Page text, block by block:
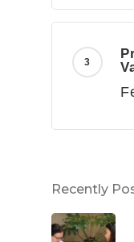
Recently